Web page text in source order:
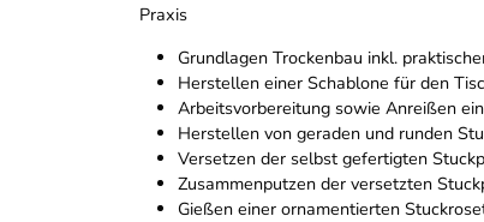
Praxis
Grundlagen Trockenbau inkl.
Herstellen einer Schablone für den
Arbeitsvorbereitung sowie Anreißen
Herstellen von geraden und runden
Versetzen der selbst gefertigten
Zusammenputzen der versetzten
Gießen einer ornamentierten